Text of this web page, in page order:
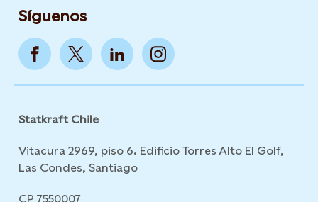
Síguenos
Statkraft Chile
Vitacura 2969, piso 6. Edificio Torres Alto El Golf,
Las Condes, Santiago
CP 7550007